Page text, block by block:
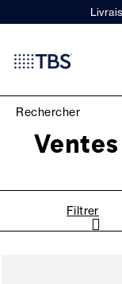
Filtrer